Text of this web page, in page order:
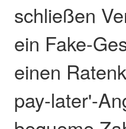
schließen
ein Fake-
einen
pay-later'-